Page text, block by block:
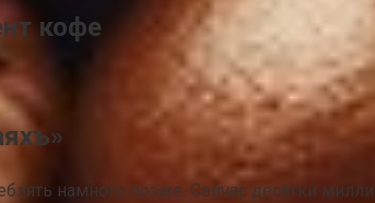
кофе
намного позже. Сейчас десятки